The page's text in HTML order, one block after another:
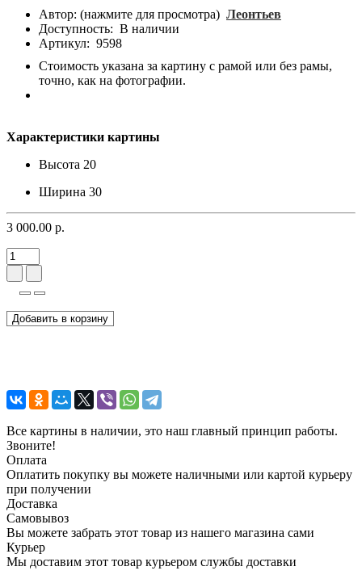
Автор: (нажмите для просмотра) Леонтьев
Доступность: В наличии
Артикул: 9598
Стоимость указана за картину с рамой или без рамы,
точно, как на фотографии.
Характеристики картины
Высота 20
Ширина 30
3 000.00 р.
Добавить в корзину
Все картины в наличии, это наш главный принцип работы.
Звоните!
Оплата
Оплатить покупку вы можете наличными или картой курьеру
при получении
Доставка
Самовывоз
Вы можете забрать этот товар из нашего магазина сами
Курьер
Мы доставим этот товар курьером службы доставки